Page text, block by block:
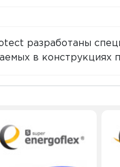
разработаны
в конструкциях